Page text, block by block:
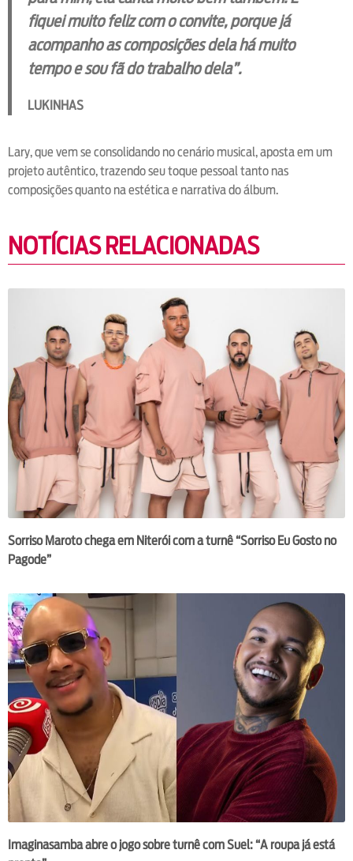
fiquei muito feliz com o convite, porque já
acompanho as composições dela há muito
tempo e sou fã do trabalho dela”.
LUKINHAS
Lary, que vem se consolidando no cenário musical, aposta em um
projeto autêntico, trazendo seu toque pessoal tanto nas
composições quanto na estética e narrativa do álbum.
NOTÍCIAS RELACIONADAS
Sorriso Maroto chega em Niterói com a turnê “Sorriso Eu Gosto no
Pagode”
Imaginasamba abre o jogo sobre turnê com Suel: “A roupa já está